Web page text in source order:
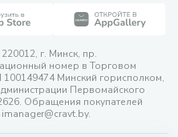
г. Минск, пр.
номер в Торговом
Минский горисполком,
Первомайского
Обращения покупателей